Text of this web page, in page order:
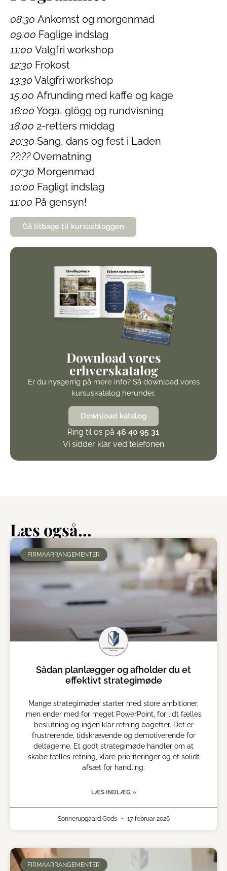
08:30 Ankomst og morgenmad
09:00 Faglige indslag
11:00 Valgfri workshop
12:30 Frokost
13:30 Valgfri workshop
15:00 Afrunding med kaffe og kage
16:00 Yoga, glögg og rundvisning
18:00 2-retters middag
20:30 Sang, dans og fest i Laden
??:??Overnatning
07:30 Morgenmad
10:00 Fagligt indslag
11:00 På gensyn!
Gå tilbage til kursusbloggen
Download vores
erhverskatalog
Er du nysgerrig på mere info? Så download vores
kursuskatalog herunder.
Download katalog
Ring til os på 46 40 95 31
Vi sidder klar ved telefonen
Læs også...
FIRMAARRANGEMENTER
Sådan planlægger og afholder du et
effektivt strategimøde
Mange strategimøder starter med store ambitioner,
men ender med for meget PowerPoint, for lidt fælles
beslutning og ingen klar retning bagefter. Det er
frustrerende, tidskrævende og demotiverende for
deltagerne. Et godt strategimøde handler om at
skabe fælles retning, klare prioriteringer og et solidt
afsæt for handling.
LÆS INDLÆG »
Sonnerupgaard Gods 17. februar 2026
FIRMAARRANGEMENTER